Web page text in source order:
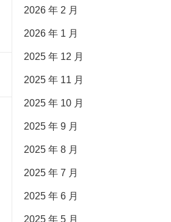
2026 年 2 月
2026 年 1 月
2025 年 12 月
2025 年 11 月
2025 年 10 月
2025 年 9 月
2025 年 8 月
2025 年 7 月
2025 年 6 月
2025 年 5 月